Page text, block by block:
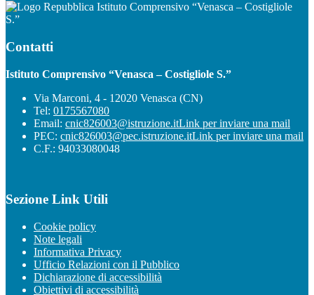
Istituto Comprensivo “Venasca – Costigliole
S.”
Contatti
Istituto Comprensivo “Venasca – Costigliole S.”
Via Marconi, 4 - 12020 Venasca (CN)
Tel: 0175567080
Email: cnic826003@istruzione.itLink per inviare una mail
PEC: cnic826003@pec.istruzione.itLink per inviare una mail
C.F.: 94033080048
Sezione Link Utili
Cookie policy
Note legali
Informativa Privacy
Ufficio Relazioni con il Pubblico
Dichiarazione di accessibilità
Obiettivi di accessibilità